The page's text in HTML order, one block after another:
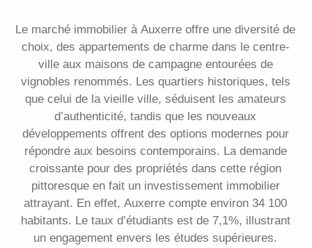
Le marché immobilier à Auxerre offre une diversité de
choix, des appartements de charme dans le centre-
ville aux maisons de campagne entourées de
vignobles renommés. Les quartiers historiques, tels
que celui de la vieille ville, séduisent les amateurs
d’authenticité, tandis que les nouveaux
développements offrent des options modernes pour
répondre aux besoins contemporains. La demande
croissante pour des propriétés dans cette région
pittoresque en fait un investissement immobilier
attrayant. En effet, Auxerre compte environ 34 100
habitants. Le taux d’étudiants est de 7,1%, illustrant
un engagement envers les études supérieures.